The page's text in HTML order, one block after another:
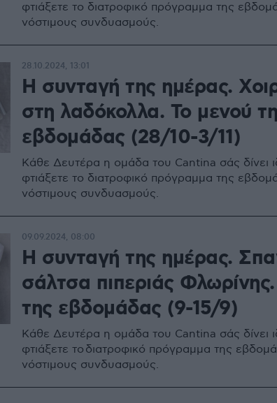
φτιάξετε το διατροφικό πρόγραμμα της
νόστιμους συνδυασμούς.
Η συνταγή της ημέρας.
στη λαδόκολλα. Το μενού
εβδομάδας (28/10-3/11)
Κάθε Δευτέρα η ομάδα του Cantina σάς δίνει
φτιάξετε το διατροφικό πρόγραμμα της
νόστιμους συνδυασμούς.
28.10.2024, 13:01
Η συνταγή της ημέρας.
σάλτσα πιπεριάς
της εβδομάδας (9-15/9)
Κάθε Δευτέρα η ομάδα του Cantina σάς δίνει
φτιάξετε το διατροφικό πρόγραμμα της
νόστιμους συνδυασμούς.
09.09.2024, 08:00